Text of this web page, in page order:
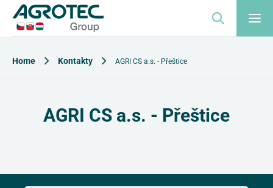
Home Kontakty AGRI CS a.s. - Přeštice
AGRI CS a.s. - Přeštice